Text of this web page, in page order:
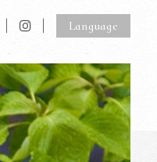
Language